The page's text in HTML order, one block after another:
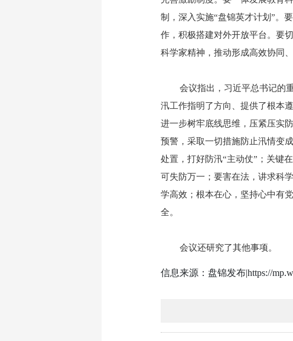
制，深入实施“盘锦英才计划”。
作，积极搭建对外开放平台。要
科学家精神，推动形成高效协同
会议指出，习近平总书记的重
汛工作指明了方向、提供了根本
进一步树牢底线思维，压紧压实
预警，采取一切措施防止汛情变
处置，打好防汛“主动仗”；关键
可失防万一；要害在法，讲求科
学高效；根本在心，坚持心中有
全。
会议还研究了其他事项。
信息来源：盘锦发布|https://